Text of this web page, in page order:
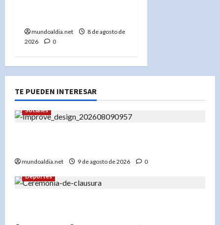
mundoaldia.net
8 de agosto de
2026
0
TE PUEDEN INTERESAR
Sociales
mundoaldia.net 9 de agosto de 2026
0
Deportes